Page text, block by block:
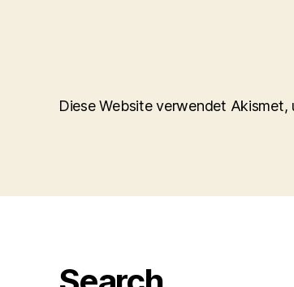
Diese Website verwendet Akismet,